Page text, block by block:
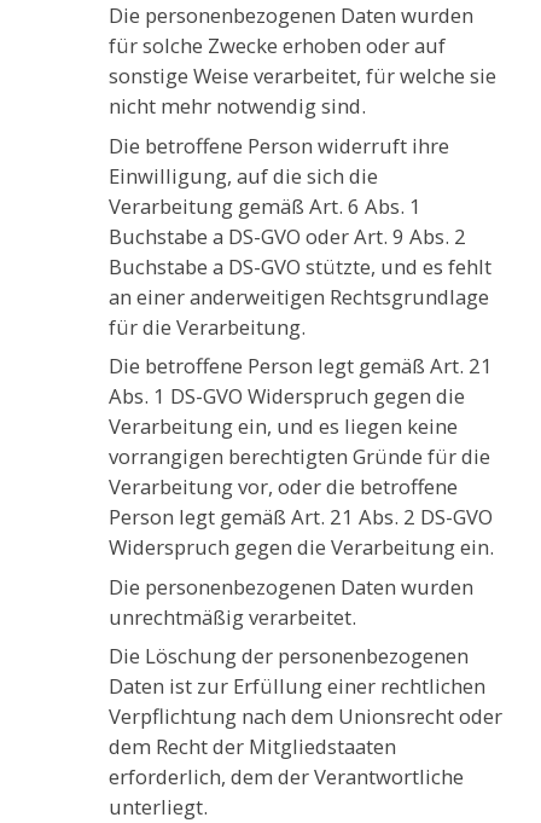
Die personenbezogenen Daten wurden
für solche Zwecke erhoben oder auf
sonstige Weise verarbeitet, für welche sie
nicht mehr notwendig sind.
Die betroffene Person widerruft ihre
Einwilligung, auf die sich die
Verarbeitung gemäß Art. 6 Abs. 1
Buchstabe a DS-GVO oder Art. 9 Abs. 2
Buchstabe a DS-GVO stützte, und es fehlt
an einer anderweitigen Rechtsgrundlage
für die Verarbeitung.
Die betroffene Person legt gemäß Art. 21
Abs. 1 DS-GVO Widerspruch gegen die
Verarbeitung ein, und es liegen keine
vorrangigen berechtigten Gründe für die
Verarbeitung vor, oder die betroffene
Person legt gemäß Art. 21 Abs. 2 DS-GVO
Widerspruch gegen die Verarbeitung ein.
Die personenbezogenen Daten wurden
unrechtmäßig verarbeitet.
Die Löschung der personenbezogenen
Daten ist zur Erfüllung einer rechtlichen
Verpflichtung nach dem Unionsrecht oder
dem Recht der Mitgliedstaaten
erforderlich, dem der Verantwortliche
unterliegt.